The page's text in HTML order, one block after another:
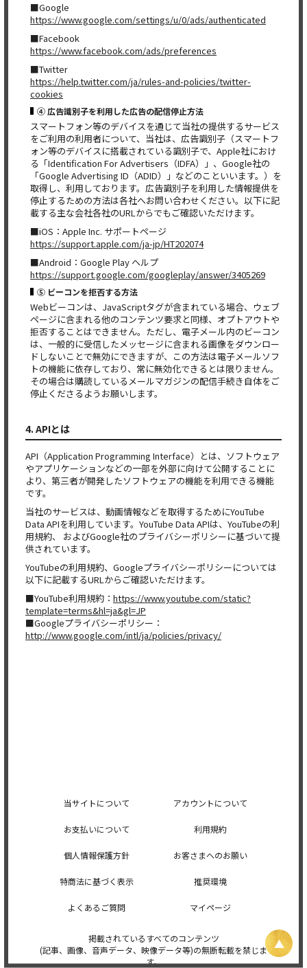
■Google
https://www.google.com/settings/u/0/ads/authenticated
■Facebook
https://www.facebook.com/ads/preferences
■Twitter
https://help.twitter.com/ja/rules-and-policies/twitter-
cookies
④ 広告識別子を利用した広告の配信停止方法
スマートフォン等のデバイスを通じて当社の提供するサービス
をご利用の利用者について、当社は、広告識別子（スマートフ
ォン等のデバイスに搭載されている識別子で、Apple社におけ
る「Identification For Advertisers（IDFA）」、Google社の
「Google Advertising ID（ADID）」などのこといいます。）を
取得し、利用しております。広告識別子を利用した情報提供を
停止するための方法は各社へお問い合わせください。以下に記
載する主な会社各社のURLからでもご確認いただけます。
■iOS：Apple Inc. サポートページ
https://support.apple.com/ja-jp/HT202074
■Android：Google Play ヘルプ
https://support.google.com/googleplay/answer/3405269
⑤ ビーコンを拒否する方法
Webビーコンは、JavaScriptタグが含まれている場合、ウェブ
ページに含まれる他のコンテンツ要求と同様、オプトアウトや
拒否することはできません。ただし、電子メール内のビーコン
は、一般的に受信したメッセージに含まれる画像をダウンロー
ドしないことで無効にできますが、この方法は電子メールソフ
トの機能に依存しており、常に無効化できるとは限りません。
その場合は購読しているメールマガジンの配信手続き自体をご
停止くださるようお願いします。
4. APIとは
API（Application Programming Interface）とは、ソフトウェア
やアプリケーションなどの一部を外部に向けて公開することに
より、第三者が開発したソフトウェアの機能を利用できる機能
です。
当社のサービスは、動画情報などを取得するためにYouTube
Data APIを利用しています。YouTube Data APIは、YouTubeの利
用規約、 およびGoogle社のプライバシーポリシーに基づいて提
供されています。
YouTubeの利用規約、Googleプライバシーポリシーについては
以下に記載するURLからご確認いただけます。
■YouTube利用規約： https://www.youtube.com/static?
template=terms&hl=ja&gl=JP
■Googleプライバシーポリシー：
http://www.google.com/intl/ja/policies/privacy/
当サイトについて アカウントについて
お支払いについて 利用規約
個人情報保護方針 お客さまへのお願い
特商法に基づく表示 推奨環境
よくあるご質問 マイページ
掲載されているすべてのコンテンツ
(記事、画像、音声データ、映像データ等)の無断転載を禁じま
す。